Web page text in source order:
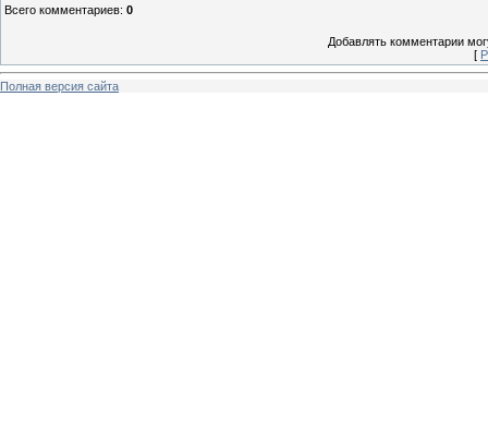
Всего комментариев: 0
Добавлять комментарии
[
Полная версия сайта